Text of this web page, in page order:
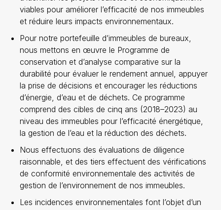
viables pour améliorer l’efficacité de nos immeubles
et réduire leurs impacts environnementaux.
Pour notre portefeuille d’immeubles de bureaux,
nous mettons en œuvre le Programme de
conservation et d’analyse comparative sur la
durabilité pour évaluer le rendement annuel, appuyer
la prise de décisions et encourager les réductions
d’énergie, d’eau et de déchets. Ce programme
comprend des cibles de cinq ans (2018–2023) au
niveau des immeubles pour l’efficacité énergétique,
la gestion de l’eau et la réduction des déchets.
Nous effectuons des évaluations de diligence
raisonnable, et des tiers effectuent des vérifications
de conformité environnementale des activités de
gestion de l’environnement de nos immeubles.
Les incidences environnementales font l’objet d’un